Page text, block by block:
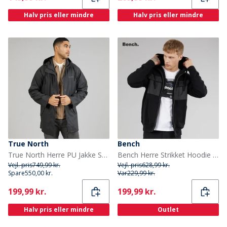
Halv pris eller mindre Halv pris eller mindre
True North
True North Herre PU Jakke Sort
Vejl. pris749,99 kr.
Spare550,00 kr.
Current
199,99 kr.
Halv pris eller mindre
Bench
Bench Herre Strikket Hoodie Sort
Vejl. pris628,99 kr.
Var229,99 kr.
Current
199,99 kr.
Outlet